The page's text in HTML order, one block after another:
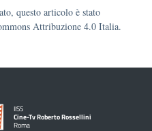
questo articolo è stato
Attribuzione 4.0 Italia.
IISS
Cine-Tv Roberto Rossellini
Roma